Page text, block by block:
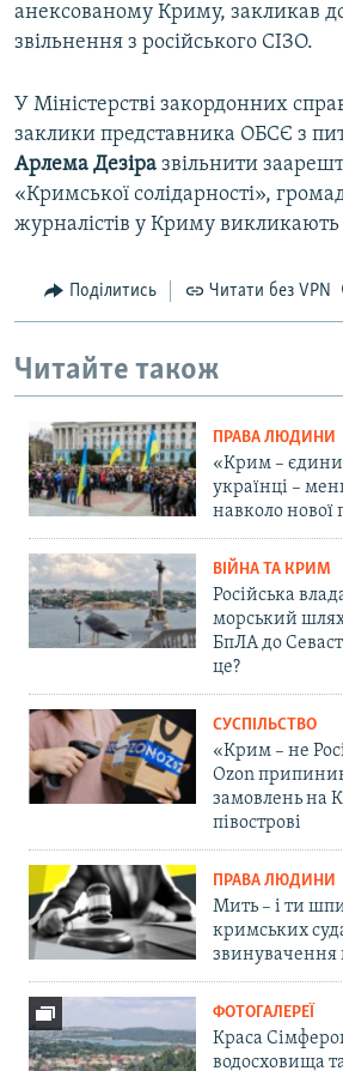
анексованому Криму, закликав
звільнення з російського СІЗО.
У Міністерстві закордонних
заклики представника ОБСЄ з
Арлема Дезіра звільнити
«Кримської солідарності»,
журналістів у Криму
Поділитись Читати без VPN
Читайте також
ПРАВА ЛЮДИНИ
«Крим –
українці –
навколо нової
ВІЙНА ТА КРИМ
Російська
морський
БпЛА до
це?
СУСПІЛЬСТВО
«Крим – не
Ozon
замовлень на
півострові
ПРАВА ЛЮДИНИ
Мить – і ти
кримських
звинувачення
ФОТОГАЛЕРЕЇ
Краса
водосховища